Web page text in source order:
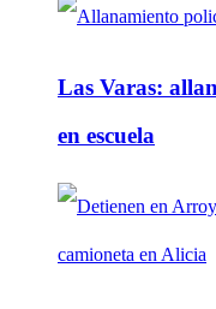
Las Varas:
en escuela